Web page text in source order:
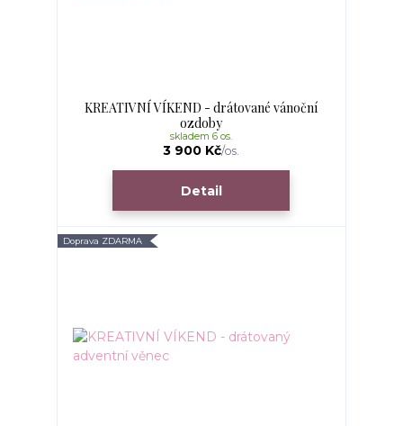
KREATIVNÍ VÍKEND - drátované vánoční
ozdoby
3 900 Kč/os.
skladem 6 os.
Detail
Doprava ZDARMA